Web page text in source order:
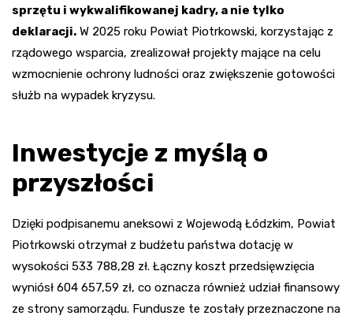
sprzętu i wykwalifikowanej kadry, a nie tylko
deklaracji. W 2025 roku Powiat Piotrkowski, korzystając z
rządowego wsparcia, zrealizował projekty mające na celu
wzmocnienie ochrony ludności oraz zwiększenie gotowości
służb na wypadek kryzysu.
Inwestycje z myślą o
przyszłości
Dzięki podpisanemu aneksowi z Wojewodą Łódzkim, Powiat
Piotrkowski otrzymał z budżetu państwa dotację w
wysokości 533 788,28 zł. Łączny koszt przedsięwzięcia
wyniósł 604 657,59 zł, co oznacza również udział finansowy
ze strony samorządu. Fundusze te zostały przeznaczone na